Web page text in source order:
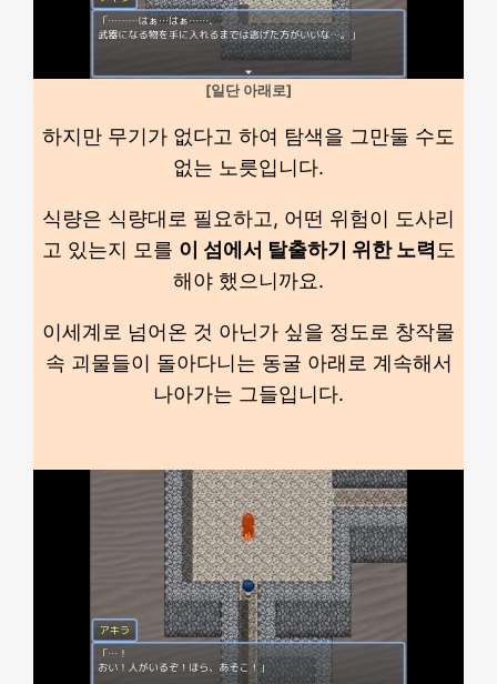
[일단 아래로]
하지만 무기가 없다고 하여 탐색을 그만둘 수도
없는 노릇입니다.
식량은 식량대로 필요하고, 어떤 위험이 도사리
고 있는지 모를 이 섬에서 탈출하기 위한 노력도
해야 했으니까요.
이세계로 넘어온 것 아닌가 싶을 정도로 창작물
속 괴물들이 돌아다니는 동굴 아래로 계속해서
나아가는 그들입니다.